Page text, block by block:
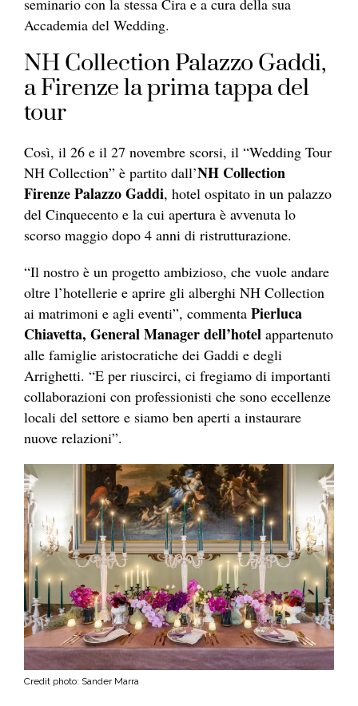
Accademia del Wedding.
NH Collection Palazzo Gaddi,
a Firenze la prima tappa del
tour
Così, il 26 e il 27 novembre scorsi, il “Wedding Tour
NH Collection” è partito dall’NH Collection
Firenze Palazzo Gaddi, hotel ospitato in un palazzo
del Cinquecento e la cui apertura è avvenuta lo
scorso maggio dopo 4 anni di ristrutturazione.
“Il nostro è un progetto ambizioso, che vuole andare
oltre l’hotellerie e aprire gli alberghi NH Collection
ai matrimoni e agli eventi”, commenta Pierluca
Chiavetta, General Manager dell’hotel appartenuto
alle famiglie aristocratiche dei Gaddi e degli
Arrighetti. “E per riuscirci, ci fregiamo di importanti
collaborazioni con professionisti che sono eccellenze
locali del settore e siamo ben aperti a instaurare
nuove relazioni”.
Credit photo: Sander Marra